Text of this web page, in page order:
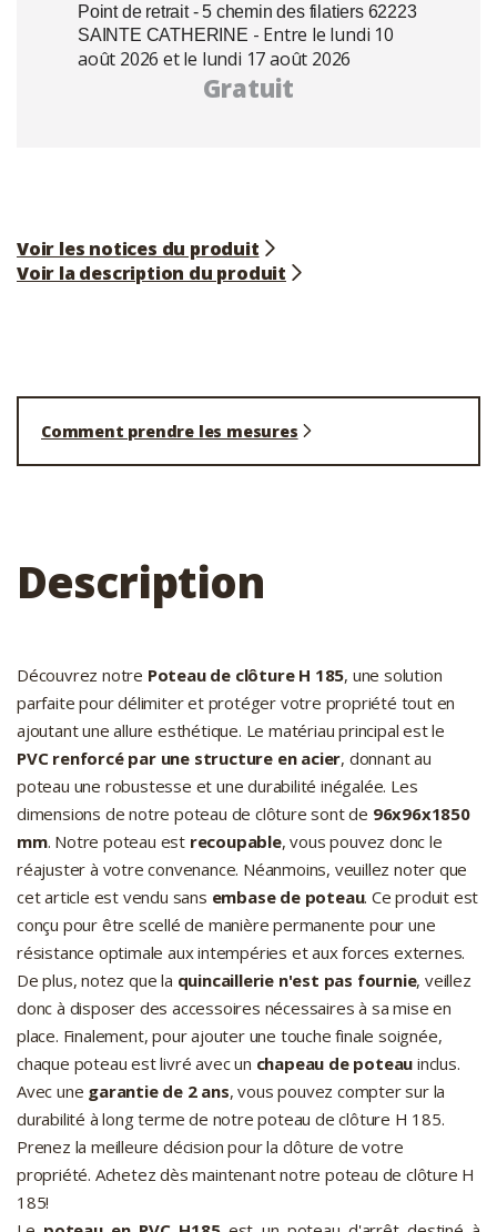
Point de retrait - 5 chemin des filatiers 62223
SAINTE CATHERINE - Entre le lundi 10
août 2026 et le lundi 17 août 2026
Gratuit
Voir les notices du produit
Voir la description du produit
Comment prendre les mesures
Description
Découvrez notre Poteau de clôture H 185, une solution
parfaite pour délimiter et protéger votre propriété tout en
ajoutant une allure esthétique. Le matériau principal est le
PVC renforcé par une structure en acier, donnant au
poteau une robustesse et une durabilité inégalée. Les
dimensions de notre poteau de clôture sont de 96x96x1850
mm. Notre poteau est recoupable, vous pouvez donc le
réajuster à votre convenance. Néanmoins, veuillez noter que
cet article est vendu sans embase de poteau. Ce produit est
conçu pour être scellé de manière permanente pour une
résistance optimale aux intempéries et aux forces externes.
De plus, notez que la quincaillerie n'est pas fournie, veillez
donc à disposer des accessoires nécessaires à sa mise en
place. Finalement, pour ajouter une touche finale soignée,
chaque poteau est livré avec un chapeau de poteau inclus.
Avec une garantie de 2 ans, vous pouvez compter sur la
durabilité à long terme de notre poteau de clôture H 185.
Prenez la meilleure décision pour la clôture de votre
propriété. Achetez dès maintenant notre poteau de clôture H
185!